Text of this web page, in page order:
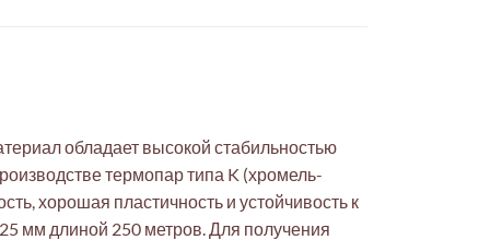
обладает высокой стабильностью
термопар типа K (хромель-
хорошая пластичность и устойчивость к
мм длиной 250 метров. Для получения